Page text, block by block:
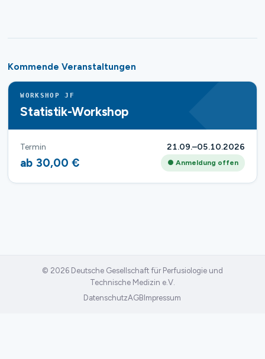
Kommende Veranstaltungen
WORKSHOP JF
Statistik-Workshop
Termin 21.09.–05.10.2026
ab 30,00 € ● Anmeldung offen
© 2026 Deutsche Gesellschaft für Perfusiologie und
Technische Medizin e.V.
DatenschutzAGB Impressum